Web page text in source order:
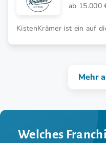
ab 15.000
KistenKrämer ist ein auf
Mehr
Welches